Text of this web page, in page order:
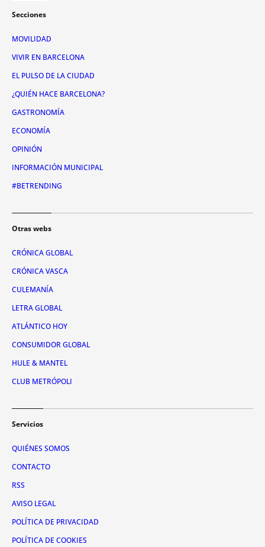
Secciones
MOVILIDAD
VIVIR EN BARCELONA
EL PULSO DE LA CIUDAD
¿QUIÉN HACE BARCELONA?
GASTRONOMÍA
ECONOMÍA
OPINIÓN
INFORMACIÓN MUNICIPAL
#BETRENDING
Otras webs
CRÓNICA GLOBAL
CRÓNICA VASCA
CULEMANÍA
LETRA GLOBAL
ATLÁNTICO HOY
CONSUMIDOR GLOBAL
HULE & MANTEL
CLUB METRÓPOLI
Servicios
QUIÉNES SOMOS
CONTACTO
RSS
AVISO LEGAL
POLÍTICA DE PRIVACIDAD
POLÍTICA DE COOKIES